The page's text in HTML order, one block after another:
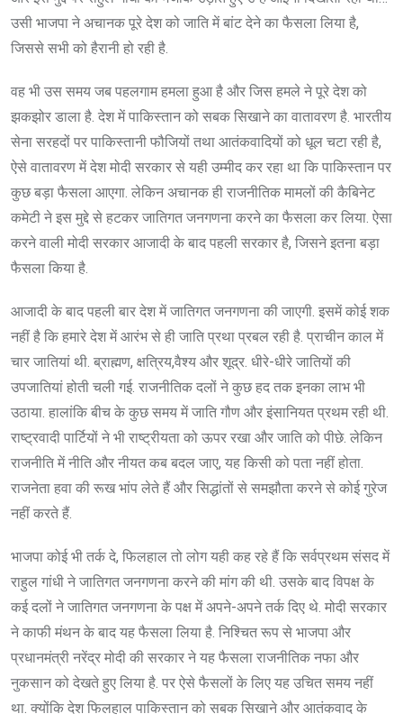
उसी भाजपा ने अचानक पूरे देश को जाति में बांट देने का फैसला लिया है,
जिससे सभी को हैरानी हो रही है.
वह भी उस समय जब पहलगाम हमला हुआ है और जिस हमले ने पूरे देश को
झकझोर डाला है. देश में पाकिस्तान को सबक सिखाने का वातावरण है. भारतीय
सेना सरहदों पर पाकिस्तानी फौजियों तथा आतंकवादियों को धूल चटा रही है,
ऐसे वातावरण में देश मोदी सरकार से यही उम्मीद कर रहा था कि पाकिस्तान पर
कुछ बड़ा फैसला आएगा. लेकिन अचानक ही राजनीतिक मामलों की कैबिनेट
कमेटी ने इस मुद्दे से हटकर जातिगत जनगणना करने का फैसला कर लिया. ऐसा
करने वाली मोदी सरकार आजादी के बाद पहली सरकार है, जिसने इतना बड़ा
फैसला किया है.
आजादी के बाद पहली बार देश में जातिगत जनगणना की जाएगी. इसमें कोई शक
नहीं है कि हमारे देश में आरंभ से ही जाति प्रथा प्रबल रही है. प्राचीन काल में
चार जातियां थी. ब्राह्मण, क्षत्रिय,वैश्य और शूद्र. धीरे-धीरे जातियों की
उपजातियां होती चली गई. राजनीतिक दलों ने कुछ हद तक इनका लाभ भी
उठाया. हालांकि बीच के कुछ समय में जाति गौण और इंसानियत प्रथम रही थी.
राष्ट्रवादी पार्टियों ने भी राष्ट्रीयता को ऊपर रखा और जाति को पीछे. लेकिन
राजनीति में नीति और नीयत कब बदल जाए, यह किसी को पता नहीं होता.
राजनेता हवा की रूख भांप लेते हैं और सिद्धांतों से समझौता करने से कोई गुरेज
नहीं करते हैं.
भाजपा कोई भी तर्क दे, फिलहाल तो लोग यही कह रहे हैं कि सर्वप्रथम संसद में
राहुल गांधी ने जातिगत जनगणना करने की मांग की थी. उसके बाद विपक्ष के
कई दलों ने जातिगत जनगणना के पक्ष में अपने-अपने तर्क दिए थे. मोदी सरकार
ने काफी मंथन के बाद यह फैसला लिया है. निश्चित रूप से भाजपा और
प्रधानमंत्री नरेंद्र मोदी की सरकार ने यह फैसला राजनीतिक नफा और
नुकसान को देखते हुए लिया है. पर ऐसे फैसलों के लिए यह उचित समय नहीं
था. क्योंकि देश फिलहाल पाकिस्तान को सबक सिखाने और आतंकवाद के